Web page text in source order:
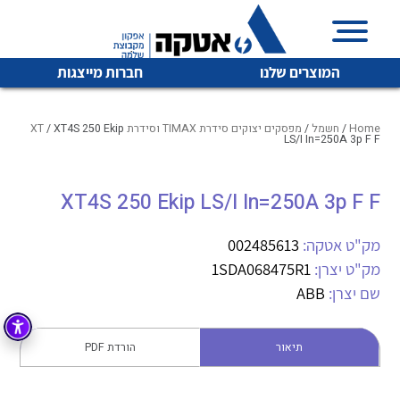
המוצרים שלנו חברות מייצגות
איכות | שרות | זמינות
והפצה של מוצרי
מיתוג, בקרה , ואינסטלציה חשמלית ופעילה ב7 תחומים:
חשמל מיתוג ואינסטלציה חשמלית
בקרה
זיווד
לכל מוצרי היצרן לכל מוצרי היצרן
לכל מוצרי היצרן לכל מוצרי היצרן
Home
/ חשמל / מפסקים יצוקים סידרת TIMAX וסידרת XT / XT4S 250 Ekip
LS/I In=250A 3p F F
XT4S 250 Ekip LS/I In=250A 3p F F
מק"ט אטקה: 002485613
מק"ט יצרן: 1SDA068475R1
שם יצרן: ABB
תיאור הורדת PDF